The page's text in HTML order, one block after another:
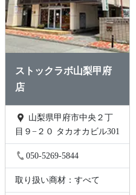
ストックラボ山梨甲府
店
目９−２０ タカオカビル301
050-5269-5844
取り扱い商材：すべて